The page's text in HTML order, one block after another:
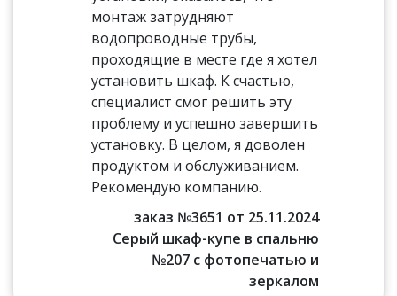
монтаж затрудняют
водопроводные трубы,
проходящие в месте где я хотел
установить шкаф. К счастью,
специалист смог решить эту
проблему и успешно завершить
установку. В целом, я доволен
продуктом и обслуживанием.
Рекомендую компанию.
заказ №3651 от 25.11.2024
Серый шкаф-купе в спальню
№207 с фотопечатью и
зеркалом